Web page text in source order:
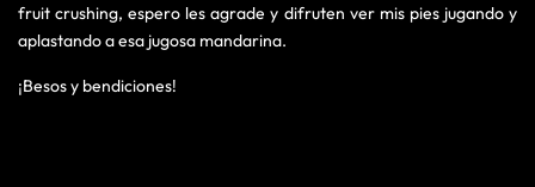
fruit crushing, espero les agrade y difruten ver mis pies jugando y
aplastando a esa jugosa mandarina.
¡Besos y bendiciones!